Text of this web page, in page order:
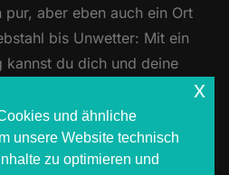
pur, aber eben auch ein Ort
bis Unwetter: Mit ein
kannst du dich und deine
und dein Wochenende
bekommst du unseren
damit dein Festival
sondern auch sicher
und ähnliche
unsere Website technisch
zu optimieren und
x